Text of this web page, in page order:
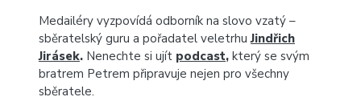
Medailéry vyzpovídá odborník na slovo vzatý –
sběratelský guru a pořadatel veletrhuJindřich
Jirásek. Nenechte si ujít podcast, který se svým
bratrem Petrem připravuje nejen pro všechny
sběratele.